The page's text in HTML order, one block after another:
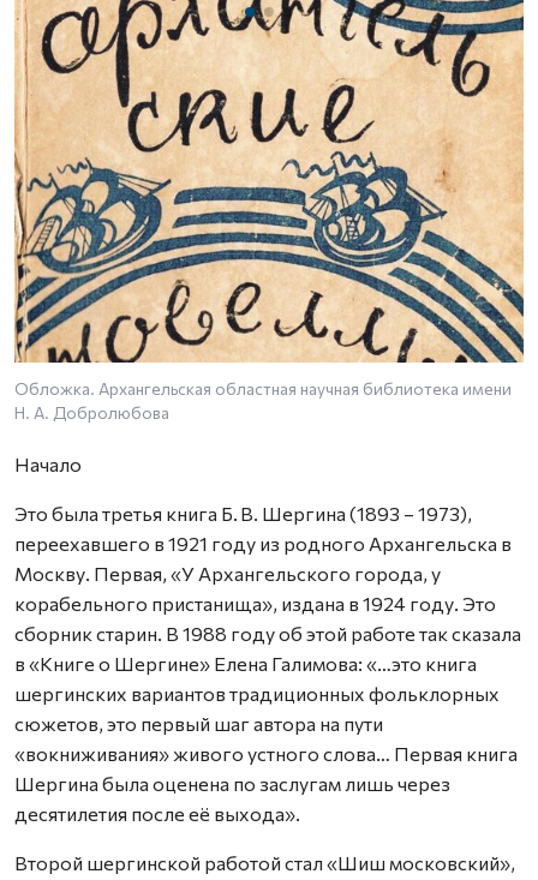
Обложка. Архангельская областная научная библиотека имени
Н. А. Добролюбова
Начало
Это была третья книга Б. В. Шергина (1893 – 1973),
переехавшего в 1921 году из родного Архангельска в
Москву. Первая, «У Архангельского города, у
корабельного пристанища», издана в 1924 году. Это
сборник старин. В 1988 году об этой работе так сказала
в «Книге о Шергине» Елена Галимова: «…это книга
шергинских вариантов традиционных фольклорных
сюжетов, это первый шаг автора на пути
«вокниживания» живого устного слова… Первая книга
Шергина была оценена по заслугам лишь через
десятилетия после её выхода».
Второй шергинской работой стал «Шиш московский»,